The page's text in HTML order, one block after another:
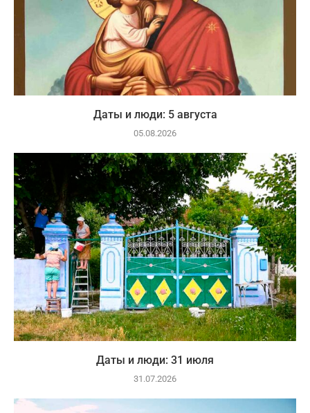
Даты и люди: 5 августа
05.08.2026
Даты и люди: 31 июля
31.07.2026